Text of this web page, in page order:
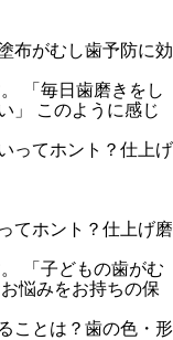
布がむし歯予防に効
「毎日歯磨きをし
」 このように感じ
てホント？仕上げ磨
「子どもの歯がむ
悩みをお持ちの保